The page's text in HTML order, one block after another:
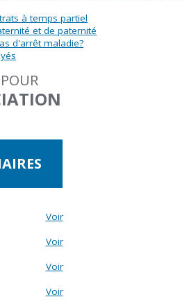
à temps partiel
et de paternité
d'arrêt maladie?
Voir
Voir
Voir
Voir